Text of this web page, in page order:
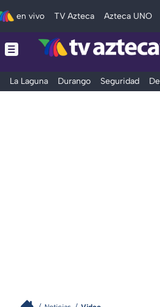
en vivo TV Azteca Azteca UNO
La Laguna Durango Seguridad